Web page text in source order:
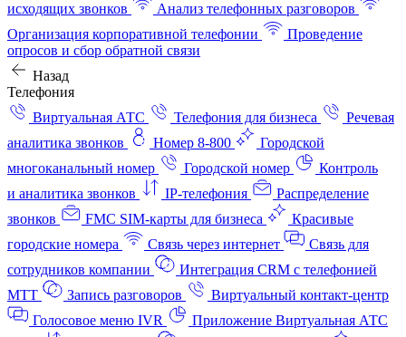
исходящих звонков
Анализ телефонных разговоров
Организация корпоративной телефонии
Проведение
опросов и сбор обратной связи
Назад
Телефония
Виртуальная АТС
Телефония для бизнеса
Речевая
аналитика звонков
Номер 8-800
Городской
многоканальный номер
Городской номер
Контроль
и аналитика звонков
IP-телефония
Распределение
звонков
FMC SIM-карты для бизнеса
Красивые
городские номера
Связь через интернет
Связь для
сотрудников компании
Интеграция CRM с телефонией
МТТ
Запись разговоров
Виртуальный контакт‑центр
Голосовое меню IVR
Приложение Виртуальная АТС